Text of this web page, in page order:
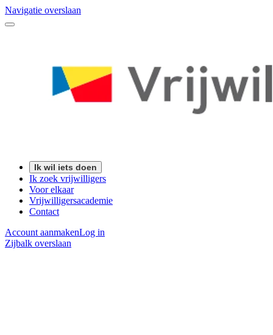
Navigatie overslaan
Ik wil iets doen
Ik zoek vrijwilligers
Voor elkaar
Vrijwilligersacademie
Contact
Account aanmakenLog in
Zijbalk overslaan